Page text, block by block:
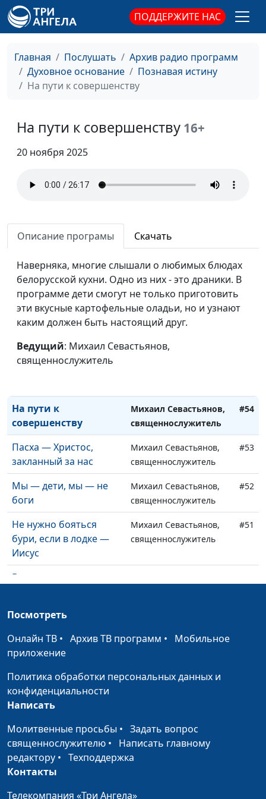
ПОДДЕРЖИТЕ НАС
Главная Послушать
Архив радио программ
Духовное основание
Познавая истину
На пути к совершенству
На пути к совершенству 16+
20 ноября 2025
Описание програмы Скачать
Наверняка, многие слышали о любимых блюдах
белорусской кухни. Одно из них - это драники. В
программе дети смогут не только приготовить
эти вкусные картофельные оладьи, но и узнают
каким должен быть настоящий друг.
Ведущий: Михаил Севастьянов,
священнослужитель
Ненаучный трактат
священнослужитель
эволюция?
священнослужитель
недостойных
священнослужитель
Что оскверняет
человека
Михаил Севастьянов,
священнослужитель
Предназначение:
рожденный летать
Михаил Севастьянов,
священнослужитель
На горе
На пути к
совершенству
Михаил Севастьянов,
священнослужитель
#54
Пасха — Христос,
закланный за нас
Михаил Севастьянов,
священнослужитель
#53
Мы — дети, мы — не
боги
Михаил Севастьянов,
священнослужитель
#52
Не нужно бояться
бури, если в лодке —
Иисус
Михаил Севастьянов,
священнослужитель
#51
Верить никогда не
Зачем видеть в
Насколько важна
Рождество и поиск
счастья
Знание от Бога: как
влиться в церковь
Михаил Севастьянов,
священнослужитель
Называйся
Посмотреть
Онлайн ТВ • Архив ТВ программ • Мобильное
приложение
Политика обработки персональных данных и
конфиденциальности
Написать
Молитвенные просьбы • Задать вопрос
священнослужителю • Написать главному
редактору • Техподдержка
Контакты
Телекомпания «Три Ангела»